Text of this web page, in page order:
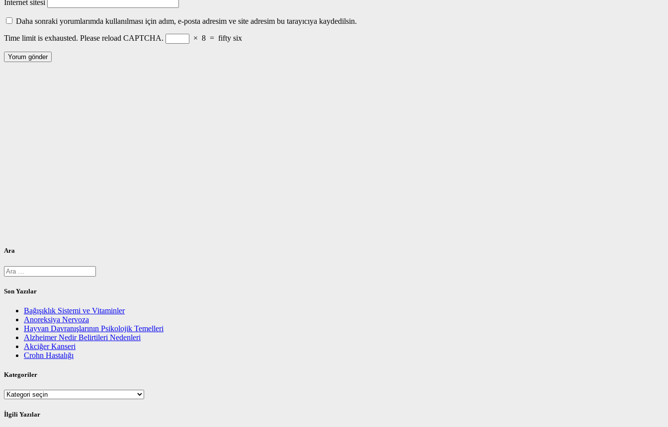
İnternet sitesi
Daha sonraki yorumlarımda kullanılması için adım, e-posta adresim ve site adresim bu tarayıcıya kaydedilsin.
Time limit is exhausted. Please reload CAPTCHA.
× 8 = fifty six
Ara
Arama:
Son Yazılar
Bağışıklık Sistemi ve Vitaminler
Anoreksiya Nervoza
Hayvan Davranışlarının Psikolojik Temelleri
Alzheimer Nedir Belirtileri Nedenleri
Akciğer Kanseri
Crohn Hastalığı
Kategoriler
Kategoriler
İlgili Yazılar